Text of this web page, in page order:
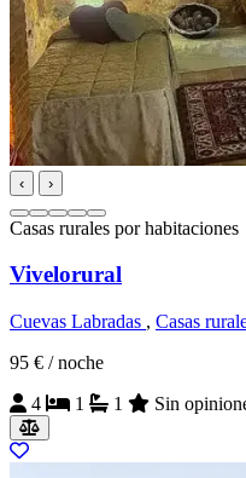
‹ ›
Casas rurales por habitaciones
Vivelorural
Cuevas Labradas , Casas
95 € / noche
4
1 1 Sin